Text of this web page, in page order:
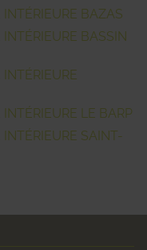
INTÉRIEURE BAZAS
BASSIN
LE BARP
INTÉRIEURE SAINT-